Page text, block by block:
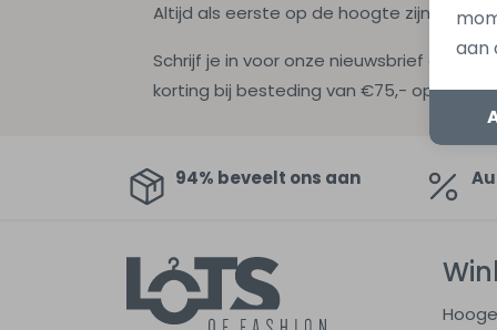
Altijd als eerste op de hoogte zijn?
Schrijf je in voor onze nieuwsbrief en
korting bij besteding van €75,- op de
94% beveelt ons aan
aan